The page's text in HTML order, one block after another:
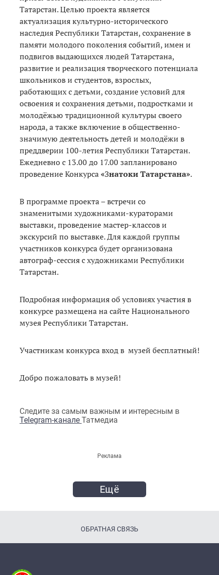
Татарстан. Целью проекта является
актуализация культурно-исторического
наследия Республики Татарстан, сохранение в
памяти молодого поколения событий, имен и
подвигов выдающихся людей Татарстана,
развитие и реализация творческого потенциала
школьников и студентов, взрослых,
работающих с детьми, создание условий для
освоения и сохранения детьми, подростками и
молодёжью традиционной культуры своего
народа, а также включение в общественно-
значимую деятельность детей и молодёжи в
преддверии 100-летия Республики Татарстан.
Ежедневно с 13.00 до 17.00 запланировано
проведение Конкурса«Знатоки Татарстана».
В программе проекта – встречи со
знаменитыми художниками-кураторами
выставки, проведение мастер-классов и
экскурсий по выставке. Для каждой группы
участников конкурса будет организована
автограф-сессия с художниками Республики
Татарстан.
Подробная информация об условиях участия в
конкурсе размещена на сайте Национального
музея Республики Татарстан.
Участникам конкурса вход в музей бесплатный!
Добро пожаловать в музей!
Следите за самым важным и интересным в
Telegram-канале Татмедиа
Реклама
Ещё
ОБРАТНАЯ СВЯЗЬ